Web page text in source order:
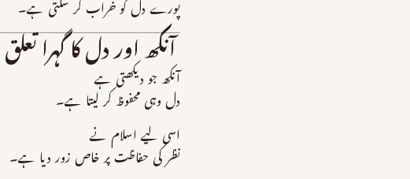
پورے دل کو خراب کر سکتی ہے۔
آنکھ اور دل کا گہرا تعلق
آنکھ جو دیکھتی ہے
دل وہی محفوظ کر لیتا ہے۔
اسی لیے اسلام نے
نظر کی حفاظت پر خاص زور دیا ہے۔